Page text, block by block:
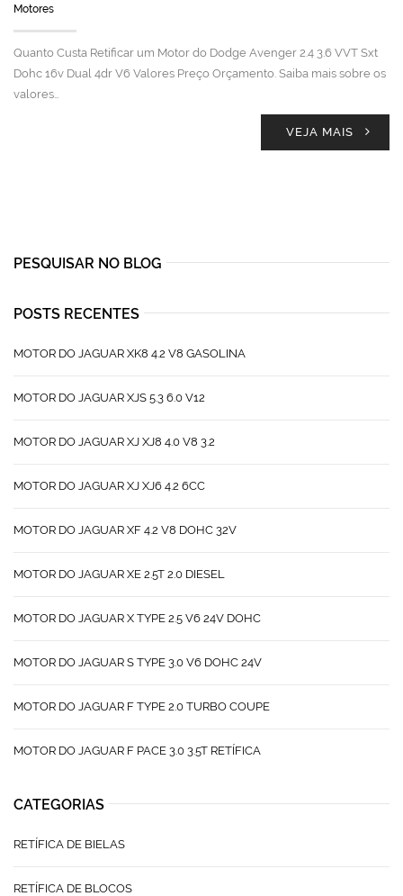
Motores
Quanto Custa Retificar um Motor do Dodge Avenger 2.4 3.6 VVT Sxt
Dohc 16v Dual 4dr V6 Valores Preço Orçamento. Saiba mais sobre os
valores…
VEJA MAIS
PESQUISAR NO BLOG
POSTS RECENTES
MOTOR DO JAGUAR XK8 4.2 V8 GASOLINA
MOTOR DO JAGUAR XJS 5.3 6.0 V12
MOTOR DO JAGUAR XJ XJ8 4.0 V8 3.2
MOTOR DO JAGUAR XJ XJ6 4.2 6CC
MOTOR DO JAGUAR XF 4.2 V8 DOHC 32V
MOTOR DO JAGUAR XE 2.5T 2.0 DIESEL
MOTOR DO JAGUAR X TYPE 2.5 V6 24V DOHC
MOTOR DO JAGUAR S TYPE 3.0 V6 DOHC 24V
MOTOR DO JAGUAR F TYPE 2.0 TURBO COUPE
MOTOR DO JAGUAR F PACE 3.0 3.5T RETÍFICA
CATEGORIAS
RETÍFICA DE BIELAS
RETÍFICA DE BLOCOS